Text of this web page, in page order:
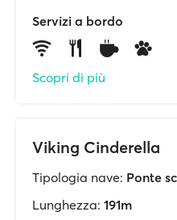
Servizi a bordo
Scopri di più
Viking Cinderella
Tipologia nave: Ponte
Lunghezza: 191m